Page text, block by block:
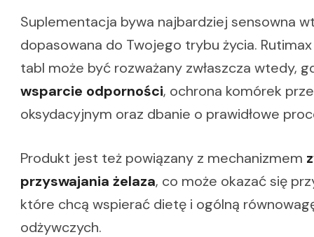
Suplementacja bywa najbardziej sensowna
dopasowana do Twojego trybu życia.
tabl może być rozważany zwłaszcza wtedy,
wsparcie odporności, ochrona komórek
oksydacyjnym oraz dbanie o prawidłowe
Produkt jest też powiązany z mechanizmem
przyswajania żelaza, co może okazać się
które chcą wspierać dietę i ogólną
odżywczych.